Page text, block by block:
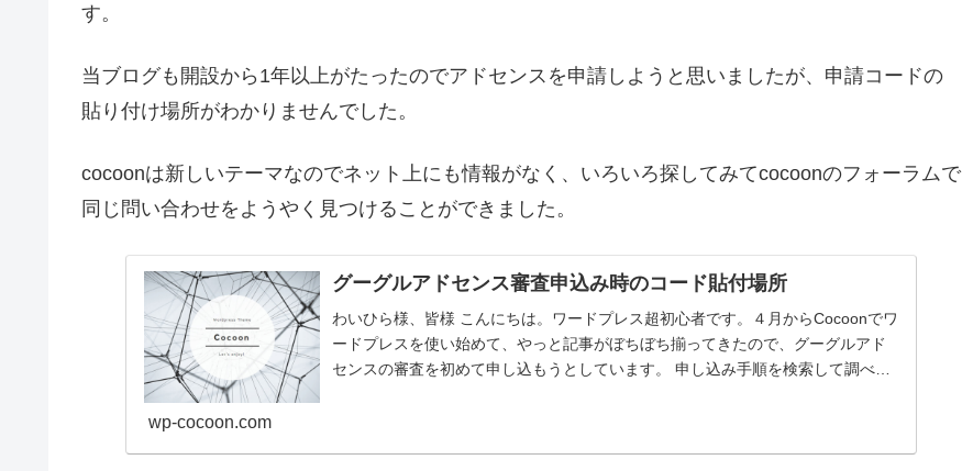
す。
当ブログも開設から1年以上がたったのでアドセンスを申請しようと思いましたが、申請コードの
貼り付け場所がわかりませんでした。
cocoonは新しいテーマなのでネット上にも情報がなく、いろいろ探してみてcocoonのフォーラムで
同じ問い合わせをようやく見つけることができました。
グーグルアドセンス審査申込み時のコード貼付場所
わいひら様、皆様 こんにちは。ワードプレス超初心者です。４月からCocoonでワ
ードプレスを使い始めて、やっと記事がぼちぼち揃ってきたので、グーグルアド
センスの審査を初めて申し込もうとしています。 申し込み手順を検索して調べた
wp-cocoon.com